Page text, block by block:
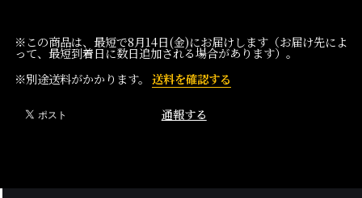
※この商品は、最短で8月14日(金)にお届けします（お届け先によ
って、最短到着日に数日追加される場合があります）。
※別途送料がかかります。 送料を確認する
通報する